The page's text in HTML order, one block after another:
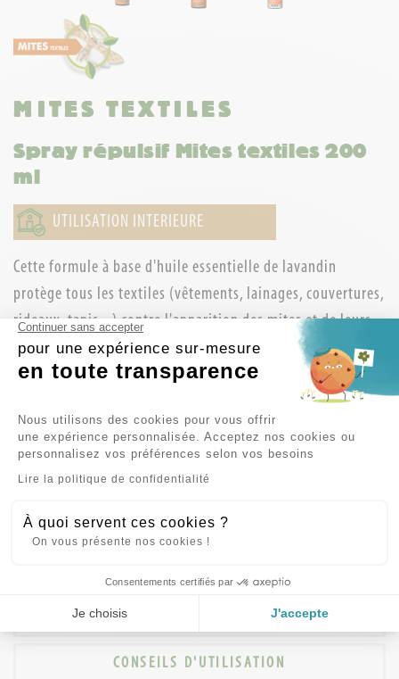
Continuer sans accepter
pour une expérience sur-mesure
en toute transparence
Plateforme de Gestion du
Nous utilisons des cookies pour vous offrir
une expérience personnalisée. Acceptez nos cookies ou
personnalisez vos préférences selon vos besoins
Lire la politique de confidentialité
À quoi servent ces cookies ?
On vous présente nos cookies !
Consentements certifiés par
Je choisis J'accepte
Axeptio consent
MITES TEXTILES
Spray répulsif Mites textiles 200
ml
UTILISATION INTERIEURE
Cette formule à base d'huile essentielle de lavandin
protège tous les textiles (vêtements, lainages, couvertures,
rideaux, tapis...) contre l'apparition des mites et de leurs
larves responsables des trous dans les textiles.
Télécharger lafiche de sécurité .
Contenance : 200 ml
LES + PRODUIT
PRECAUTION D'EMPLOI
CONSEILS D'UTILISATION